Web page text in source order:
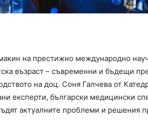
на престижно международно
възраст – съвременни и бъдещи
на доц. Соня Галчева от
експерти, български медицински
актуалните проблеми и решения